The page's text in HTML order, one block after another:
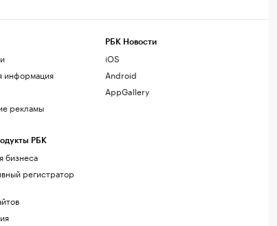
информация
рекламы
РБК
бизнеса
регистратор
РБК Новости
iOS
Android
AppGallery